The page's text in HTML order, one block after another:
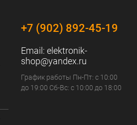
+7 (902) 892-45-19
Email: elektronik-
shop@yandex.ru
График работы Пн-Пт: с 10:00
до 19:00 Сб-Вс: с 10:00 до 18:00